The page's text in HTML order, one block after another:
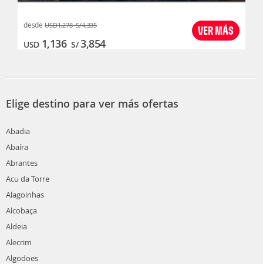
VER MÁS
desde USD1,278 S/4,335
USD 1,136 S/ 3,854
Elige destino para ver más ofertas
Abadia
Abaíra
Abrantes
Acu da Torre
Alagoinhas
Alcobaça
Aldeia
Alecrim
Algodoes